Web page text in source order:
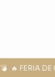
🔥 FERIA DE